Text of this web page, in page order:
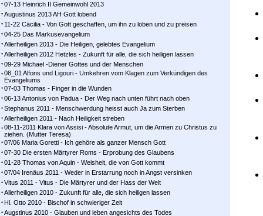
07-13 Heinrich II Gemeinwohl 2013
Augustinus 2013 AH Gott lobend
11-22 Cäcilia - Von Gott geschaffen, um ihn zu loben und zu preisen
04-25 Das Markusevangelium
Allerheiligen 2013 - Die Heiligen, gelebtes Evangelium
Allerheiligen 2012 Hetzles - Zukunft für alle, die sich heiligen lassen
09-29 Michael -Diener Gottes und der Menschen
08_01 Alfons und Ligouri - Umkehren vom Klagen zum Verkündigen des
Evangeliums
07-03 Thomas - Finger in die Wunden
06-13 Antonius von Padua - Der Weg nach unten führt nach oben
Stephanus 2011 - Menschwerdung heisst auch Ja zum Sterben
Allerheiligen 2011 - Nach Heiligkeit streben
08-11-2011 Klara von Assisi - Absolute Armut, um die Armen zu Christus zu
ziehen. (Mutter Teresa)
07/06 Maria Goretti - Ich gehöre als ganzer Mensch Gott
07-30 Die ersten Märtyrer Roms - Erprobung des Glaubens
01-28 Thomas von Aquin - Weisheit, die von Gott kommt
07/04 Irenäus 2011 - Weder in Erstarrung noch in Angst versinken
Vitus 2011 - Vitus - Die Märtyrer und der Hass der Welt
Allerheiligen 2010 - Zukunft für alle, die sich heiligen lassen
Hl. Otto 2010 - Bischof in schwieriger Zeit
Augstinus 2010 - Glauben und leben angesichts des Todes